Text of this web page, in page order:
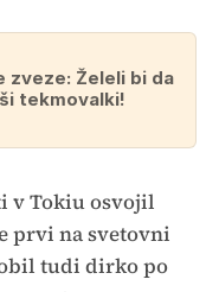
zveze: Želeli bi da
tekmovalki!
v Tokiu osvojil
prvi na svetovni
tudi dirko po